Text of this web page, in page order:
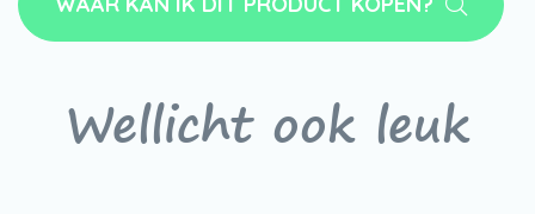
Wellicht ook leuk